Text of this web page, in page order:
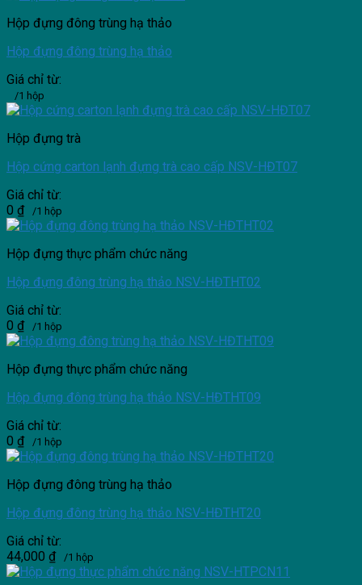
Hộp đựng đông trùng hạ thảo
Hộp đựng đông trùng hạ thảo
Giá chỉ từ:
/1 hộp
Hộp đựng trà
Hộp cứng carton lạnh đựng trà cao cấp NSV-HĐT07
Giá chỉ từ:
0 ₫ /1 hộp
Hộp đựng thực phẩm chức năng
Hộp đựng đông trùng hạ thảo NSV-HĐTHT02
Giá chỉ từ:
0 ₫ /1 hộp
Hộp đựng thực phẩm chức năng
Hộp đựng đông trùng hạ thảo NSV-HĐTHT09
Giá chỉ từ:
0 ₫ /1 hộp
Hộp đựng đông trùng hạ thảo
Hộp đựng đông trùng hạ thảo NSV-HĐTHT20
Giá chỉ từ:
44,000 ₫ /1 hộp